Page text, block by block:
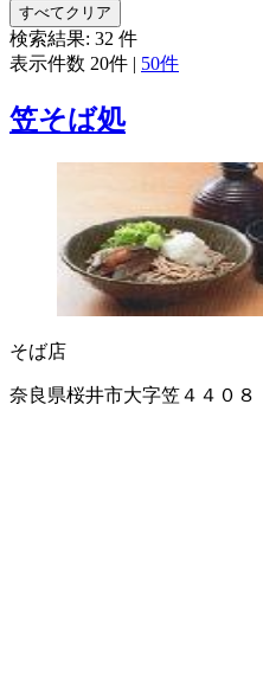
すべてクリア
検索結果: 32 件
表示件数 20件 | 50件
笠そば処
そば店
奈良県桜井市大字笠４４０８